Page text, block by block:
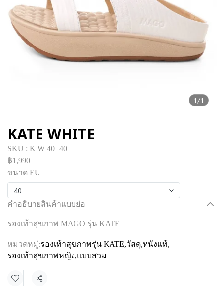
1/1
KATE WHITE
SKU : K W 40 40
฿1,990
ขนาด EU
40
คำอธิบายสินค้าแบบย่อ
รองเท้าสุขภาพ MAGO รุ่น KATE
หมวดหมู่:รองเท้าสุขภาพรุ่น KATE,วัสดุ,หนังแท้,
รองเท้าสุขภาพหญิง,แบบสวม
แชร์